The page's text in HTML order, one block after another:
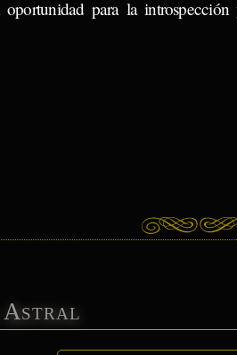
para la
Astral